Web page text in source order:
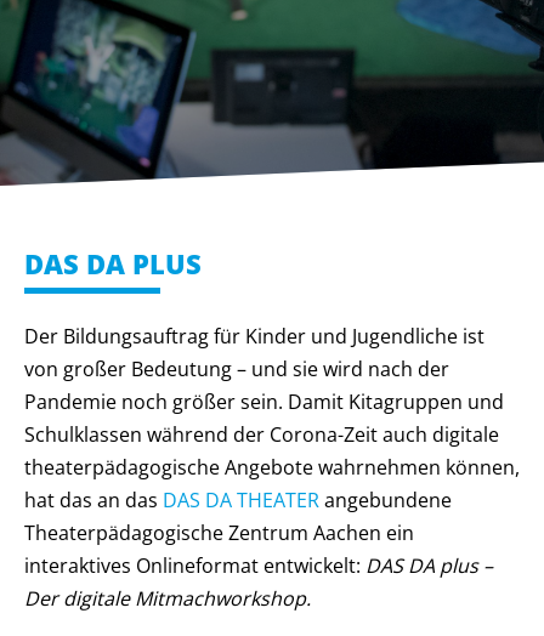
DAS DA PLUS
Der Bildungsauftrag für Kinder und Jugendliche ist
von großer Bedeutung – und sie wird nach der
Pandemie noch größer sein. Damit Kitagruppen und
Schulklassen während der Corona-Zeit auch digitale
theaterpädagogische Angebote wahrnehmen können,
hat das an das DAS DA THEATERangebundene
Theaterpädagogische Zentrum Aachen ein
interaktives Onlineformat entwickelt: DAS DA plus –
Der digitale Mitmachworkshop.